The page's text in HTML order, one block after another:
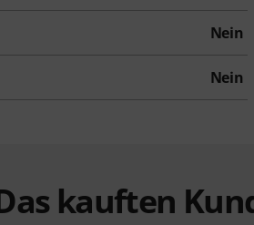
Nein
Nein
kauften